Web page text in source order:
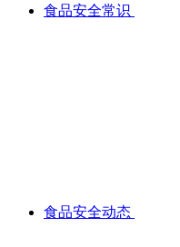
食品安全常识
食品安全动态